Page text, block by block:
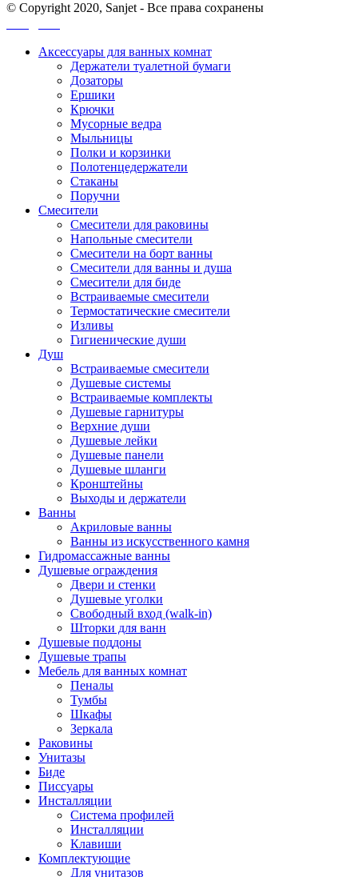
© Copyright 2020, Sanjet - Все права сохранены
Аксессуары для ванных комнат
Держатели туалетной бумаги
Дозаторы
Ершики
Крючки
Мусорные ведра
Мыльницы
Полки и корзинки
Полотенцедержатели
Стаканы
Поручни
Смесители
Смесители для раковины
Напольные смесители
Смесители на борт ванны
Смесители для ванны и душа
Смесители для биде
Встраиваемые смесители
Термостатические смесители
Изливы
Гигиенические души
Душ
Встраиваемые смесители
Душевые системы
Встраиваемые комплекты
Душевые гарнитуры
Верхние души
Душевые лейки
Душевые панели
Душевые шланги
Кронштейны
Выходы и держатели
Ванны
Акриловые ванны
Ванны из искусственного камня
Гидромассажные ванны
Душевые ограждения
Двери и стенки
Душевые уголки
Свободный вход (walk-in)
Шторки для ванн
Душевые поддоны
Душевые трапы
Мебель для ванных комнат
Пеналы
Тумбы
Шкафы
Зеркала
Раковины
Унитазы
Биде
Писсуары
Инсталляции
Система профилей
Инсталляции
Клавиши
Комплектующие
Для унитазов